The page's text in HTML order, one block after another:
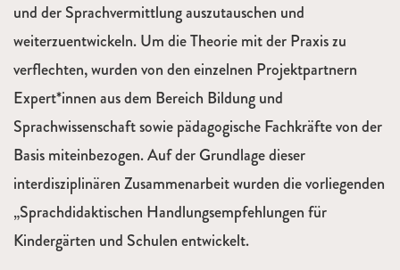
und der Sprachvermittlung auszutauschen und
weiterzuentwickeln. Um die Theorie mit der Praxis zu
verflechten, wurden von den einzelnen Projektpartnern
Expert*innen aus dem Bereich Bildung und
Sprachwissenschaft sowie pädagogische Fachkräfte von der
Basis miteinbezogen. Auf der Grundlage dieser
interdisziplinären Zusammenarbeit wurden die vorliegenden
„Sprachdidaktischen Handlungsempfehlungen für
Kindergärten und Schulen entwickelt.